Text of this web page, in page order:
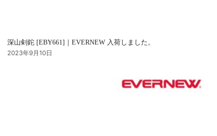
深山剣鉈 [EBY661]｜EVERNEW 入荷しました。
2023年9月10日